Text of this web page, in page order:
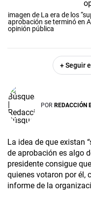
imagen de La era de los
aprobación se terminó en
opinión pública
+ Seguir
POR REDACCIÓN
La idea de que existan
de aprobación es algo
presidente consigue
quienes votaron por él,
informe de la